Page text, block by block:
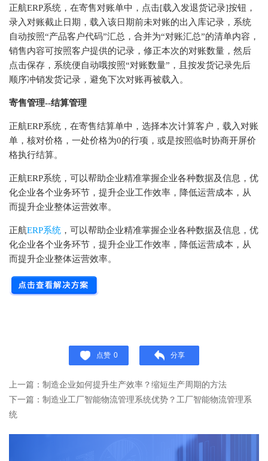
正航ERP系统，在寄售对账单中，点击[载入发退货记录]按钮，
录入对账截止日期，载入该日期前未对账的出入库记录，系统
自动按照“产品客户代码”汇总，合并为“对账汇总”的清单内容，
销售内容可按照客户提供的记录，修正本次的对账数量，然后
点击保存，系统便自动哦按照“对账数量”，且按发货记录先后
顺序冲销发货记录，避免下次对账再被载入。
寄售管理--结算管理
正航ERP系统，在寄售结算单中，选择本次计算客户，载入对账
单，核对价格，一处价格为0的行项，或是按照临时协商开屏价
格执行结算。
正航ERP系统，可以帮助企业精准掌握企业各种数据及信息，优
化企业各个业务环节，提升企业工作效率，降低运营成本，从
而提升企业整体运营效率。
正航ERP系统 ，可以帮助企业精准掌握企业各种数据及信息，优
化企业各个业务环节，提升企业工作效率，降低运营成本，从
而提升企业整体运营效率。
点赞 0 分享
上一篇：制造企业如何提升生产效率？缩短生产周期的方法
下一篇：制造业工厂智能物流管理系统优势？工厂智能物流管理系
统